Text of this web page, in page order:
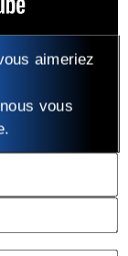
aimeriez
vous